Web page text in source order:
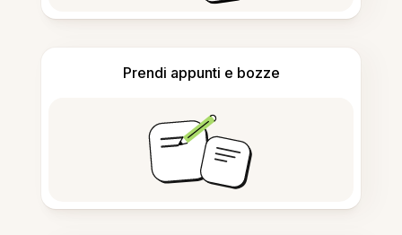
Prendi appunti e bozze